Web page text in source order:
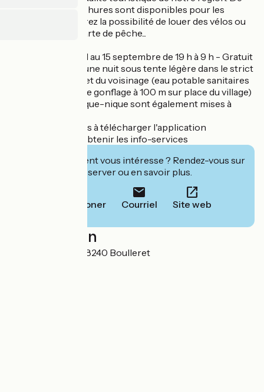
nombreuses brochures sont disponibles pour les
visiteurs. Vous aurez la possibilité de louer des vélos ou
d'acheter votre carte de pêche...
Ouverte du 15 avril au 15 septembre de 19 h à 9 h - Gratuit
Bivouac autorisé une nuit sous tente légère dans le strict
respect des lieux et du voisinage (eau potable sanitaires
douches station de gonflage à 100 m sur place du village)
Deux tables de pique-nique sont également mises à
Nous vous invitons à télécharger l'application
"Boulleret" pour obtenir les info-services
Cet établissement vous intéresse ? Rendez-vous sur
leur site pour réserver ou en savoir plus.
Téléphoner Courriel Site web
Localisation
2 rue de la Poste 18240 Boulleret